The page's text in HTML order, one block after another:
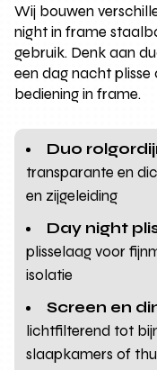
Wij bouwen
night in frame
gebruik. Denk aan
een dag nacht
bediening in frame.
Duo
transparante en
en zijgeleiding
Day night
plisselaag voor
isolatie
Screen en
lichtfilterend tot
slaapkamers of